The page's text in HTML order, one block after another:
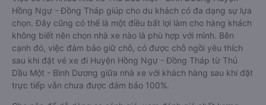
Hồng Ngự - Đồng Tháp giúp cho du khách có đa dạng sự lựa
chọn. Đây cũng có thể là một điều bất lợi làm cho hàng khách
không biết nên chọn nhà xe nào là phù hợp với mình. Bên
cạnh đó, việc đảm bảo giữ chỗ, có được chỗ ngồi yêu thích
sau khi đặt vé xe đi Huyện Hồng Ngự - Đồng Tháp từ Thủ
Dầu Một - Bình Dương giữa nhà xe với khách hàng sau khi đặt
trực tiếp vẫn chưa được đảm bảo 100%.